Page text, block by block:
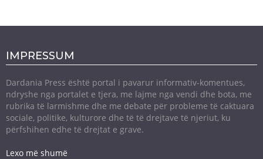
IMPRESSUM
Dardania Press është portal i pavarur informativ-komentues,
ndryshe nga portalet e tjera, me lajme nga vendi dhe bota, me
rubrika të larmishme dhe me debate për probleme të caktuara
sociale, politike, kulturore dhe të të drejtave të njeriut, ku
përfshihen edhe të drejtat e grave.
Lexo më shumë